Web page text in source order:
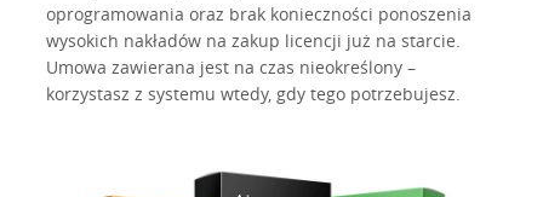
oprogramowania oraz brak konieczności ponoszenia
wysokich nakładów na zakup licencji już na starcie.
Umowa zawierana jest na czas nieokreślony –
korzystasz z systemu wtedy, gdy tego potrzebujesz.